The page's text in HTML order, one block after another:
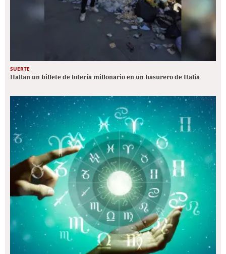
SUERTE
Hallan un billete de lotería millonario en un basurero de Italia